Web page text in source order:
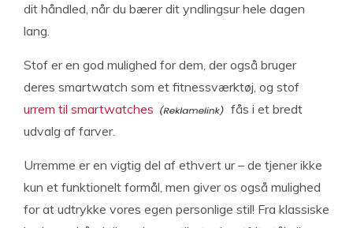
dit håndled, når du bærer dit yndlingsur hele dagen
lang.
Stof er en god mulighed for dem, der også bruger
deres smartwatch som et fitnessværktøj, og stof
urrem til smartwatches
fås i et bredt
udvalg af farver.
Urremme er en vigtig del af ethvert ur – de tjener ikke
kun et funktionelt formål, men giver os også mulighed
for at udtrykke vores egen personlige stil! Fra klassiske